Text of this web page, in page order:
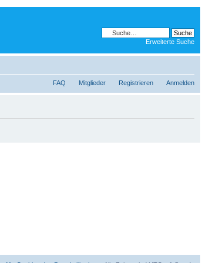
Erweiterte Suche
FAQ Mitglieder Registrieren Anmelden